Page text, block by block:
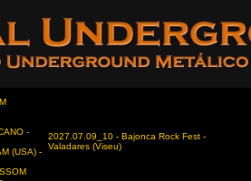
-
(USA) -
2027.07.09_10 - Bajonca Rock Fest -
Valadares (Viseu)